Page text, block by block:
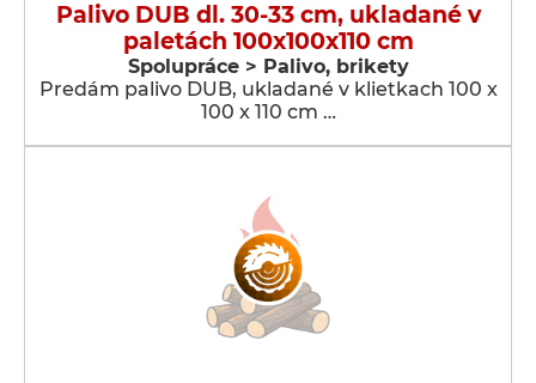
Palivo DUB dl. 30-33 cm, ukladané v
paletách 100x100x110 cm
Spolupráce > Palivo, brikety
Predám palivo DUB, ukladané v klietkach 100 x
100 x 110 cm …